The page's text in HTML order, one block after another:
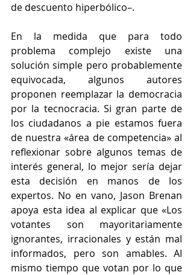
de descuento hiperbólico–.
En la medida que para todo
problema complejo existe una
solución simple pero probablemente
equivocada, algunos autores
proponen reemplazar la democracia
por la tecnocracia. Si gran parte de
los ciudadanos a pie estamos fuera
de nuestra «área de competencia» al
reflexionar sobre algunos temas de
interés general, lo mejor sería dejar
esta decisión en manos de los
expertos. No en vano, Jason Brenan
apoya esta idea al explicar que «Los
votantes son mayoritariamente
ignorantes, irracionales y están mal
informados, pero son amables. Al
mismo tiempo que votan por lo que